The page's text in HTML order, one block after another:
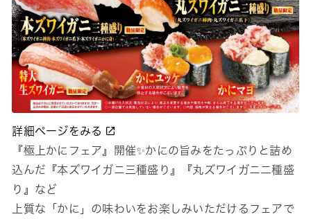
詳細ページをみる
『極上かにフェア』開催✨かにの旨みをたっぷりと詰め
込んだ『本ズワイガニ三種盛り』『丸ズワイガニ二種盛
り』など
上質な「かに」の味わいをお楽しみいただけるフェアで